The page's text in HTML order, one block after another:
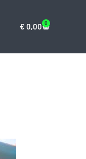
€ 0,00 0